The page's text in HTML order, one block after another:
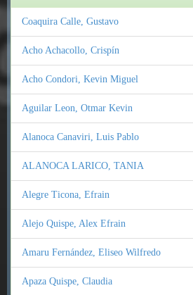
Coaquira Calle, Gustavo
Acho Achacollo, Crispín
Acho Condori, Kevin Miguel
Aguilar Leon, Otmar Kevin
Alanoca Canaviri, Luis Pablo
ALANOCA LARICO, TANIA
Alegre Ticona, Efrain
Alejo Quispe, Alex Efrain
Amaru Fernández, Eliseo Wilfredo
Apaza Quispe, Claudia